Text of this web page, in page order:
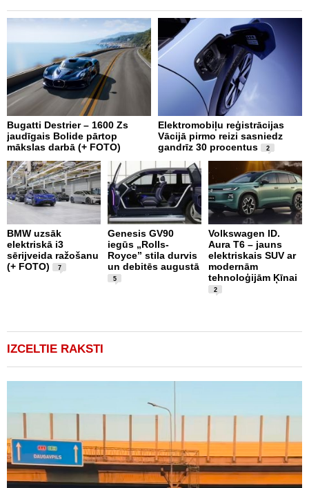
Bugatti Destrier – 1600 Zs
jaudīgais Bolide pārtop
mākslas darbā (+ FOTO)
Elektromobiļu reģistrācijas
Vācijā pirmo reizi sasniedz
gandrīz 30 procentus
2
BMW uzsāk
elektriskā i3
sērijveida ražošanu
(+ FOTO)
7
Genesis GV90
iegūs „Rolls-
Royce” stila durvis
un debitēs augustā
5
Volkswagen ID.
Aura T6 – jauns
elektriskais SUV ar
modernām
tehnoloģijām Ķīnai
2
IZCELTIE RAKSTI